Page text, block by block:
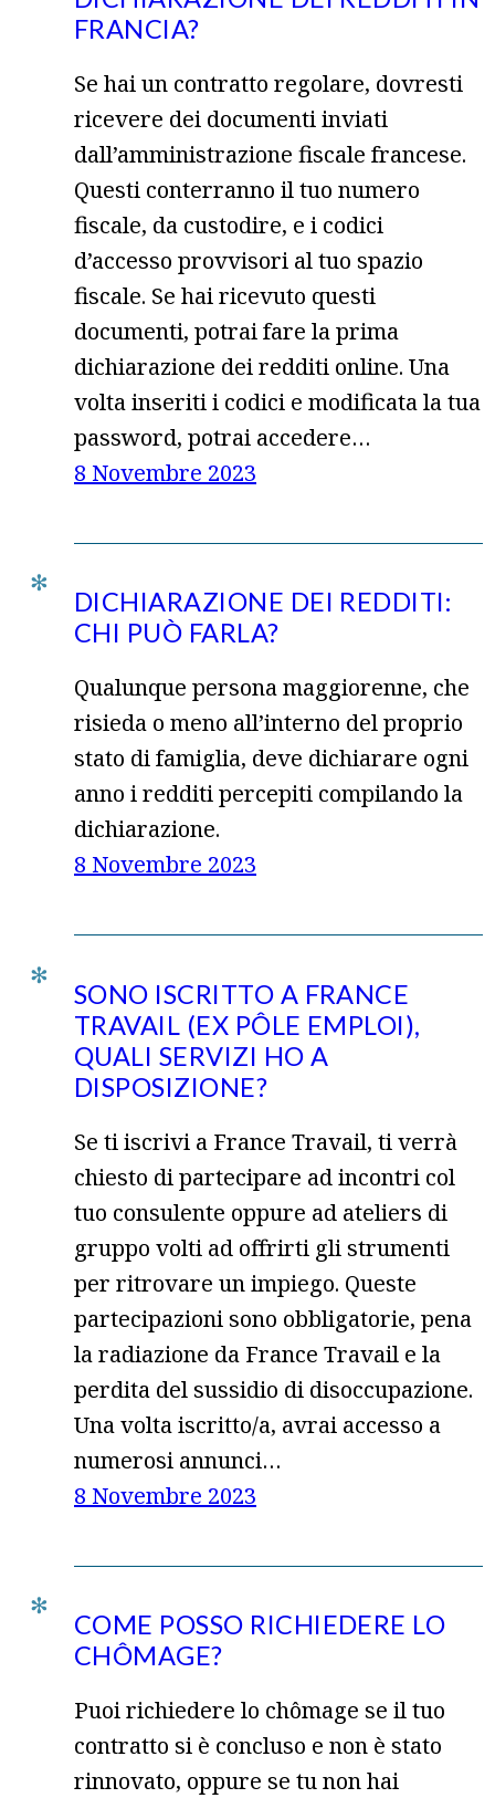
FRANCIA?
Se hai un contratto regolare, dovresti
ricevere dei documenti inviati
dall’amministrazione fiscale francese.
Questi conterranno il tuo numero
fiscale, da custodire, e i codici
d’accesso provvisori al tuo spazio
fiscale. Se hai ricevuto questi
documenti, potrai fare la prima
dichiarazione dei redditi online. Una
volta inseriti i codici e modificata la tua
password, potrai accedere…
8 Novembre 2023
DICHIARAZIONE DEI REDDITI:
CHI PUÒ FARLA?
Qualunque persona maggiorenne, che
risieda o meno all’interno del proprio
stato di famiglia, deve dichiarare ogni
anno i redditi percepiti compilando la
dichiarazione.
8 Novembre 2023
SONO ISCRITTO A FRANCE
TRAVAIL (EX PÔLE EMPLOI),
QUALI SERVIZI HO A
DISPOSIZIONE?
Se ti iscrivi a France Travail, ti verrà
chiesto di partecipare ad incontri col
tuo consulente oppure ad ateliers di
gruppo volti ad offrirti gli strumenti
per ritrovare un impiego. Queste
partecipazioni sono obbligatorie, pena
la radiazione da France Travail e la
perdita del sussidio di disoccupazione.
Una volta iscritto/a, avrai accesso a
numerosi annunci…
8 Novembre 2023
COME POSSO RICHIEDERE LO
CHÔMAGE?
Puoi richiedere lo chômage se il tuo
contratto si è concluso e non è stato
rinnovato, oppure se tu non hai